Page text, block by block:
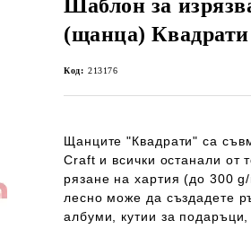
Шаблон за
(щанца) Квадрати
Код: 213176
Щанците "Квадрати" са
Craft и всички останали от
рязане на хартия (до 300
лесно може да създадете
албуми, кутии за